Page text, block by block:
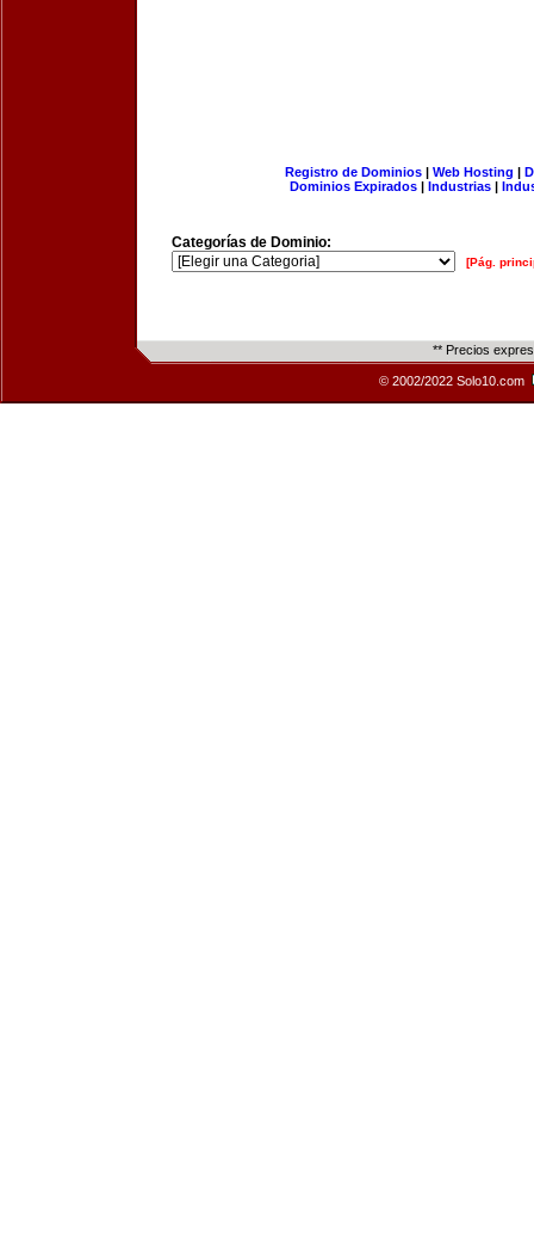
Registro de Dominios| Web Hosting |
Dominios Expirados | Industrias |
Categorías de Dominio:
[Pág.
** Precios
© 2002/2022 Solo10.com